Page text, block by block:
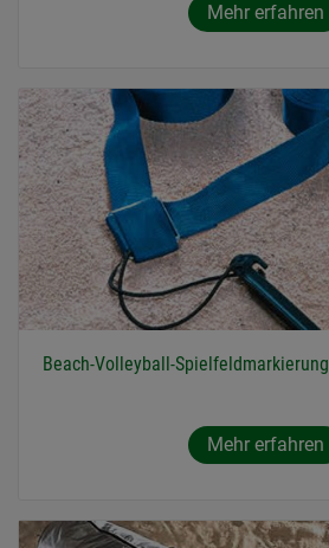
Mehr erfahren
Beach-Volleyball-Spielfeldmarkierung
Mehr erfahren